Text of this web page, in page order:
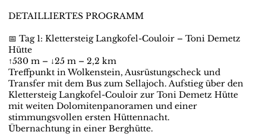
DETAILLIERTES PROGRAMM
📅 Tag 1: Klettersteig Langkofel-Couloir – Toni Demetz
Hütte
↑530 m – ↓25 m – 2,2 km
Treffpunkt in Wolkenstein, Ausrüstungscheck und
Transfer mit dem Bus zum Sellajoch. Aufstieg über den
Klettersteig Langkofel-Couloir zur Toni Demetz Hütte
mit weiten Dolomitenpanoramen und einer
stimmungsvollen ersten Hüttennacht.
Übernachtung in einer Berghütte.